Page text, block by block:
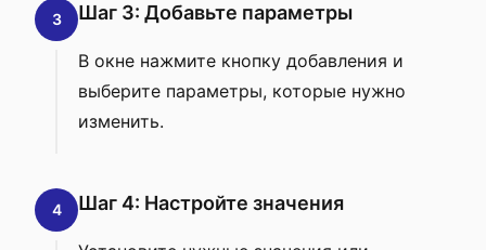
3 Шаг 3: Добавьте параметры
В окне нажмите кнопку добавления и
выберите параметры, которые нужно
изменить.
4 Шаг 4: Настройте значения